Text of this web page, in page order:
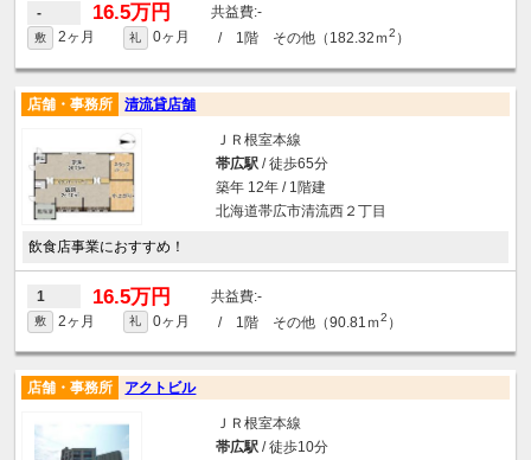
- 16.5万円 -
敷 2ヶ月 礼 0ヶ月 / 1階 その他（182.32ｍ2 ）
店舗・事務所 清流貸店舗
ＪＲ根室本線
帯広駅/ 徒歩65分
築年 12年 / 1階建
北海道帯広市清流西２丁目
飲食店事業におすすめ！
1 16.5万円 -
敷 2ヶ月 礼 0ヶ月 / 1階 その他（90.81ｍ2 ）
店舗・事務所 アクトビル
ＪＲ根室本線
帯広駅/ 徒歩10分